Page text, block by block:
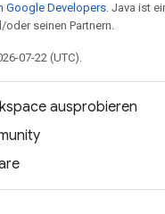
Google Developers. Java ist
oder seinen Partnern.
07-22 (UTC).
ausprobieren